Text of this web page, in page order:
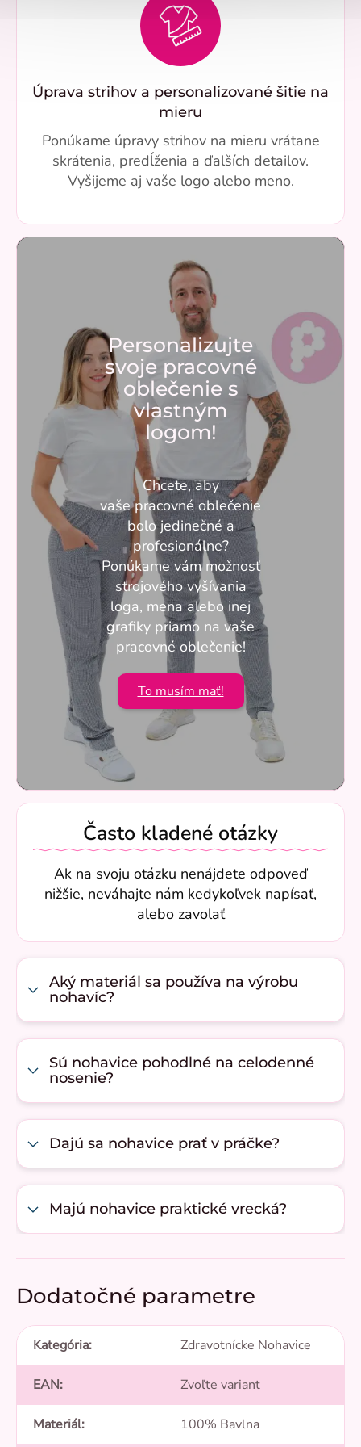
Úprava strihov a personalizované šitie na
mieru
Ponúkame úpravy strihov na mieru vrátane
skrátenia, predĺženia a ďalších detailov.
Vyšijeme aj vaše logo alebo meno.
Personalizujte
svoje pracovné
oblečenie s
vlastným
logom!
Chcete, aby
vaše pracovné oblečenie
bolo jedinečné a
profesionálne?
Ponúkame vám možnosť
strojového vyšívania
loga, mena alebo inej
grafiky priamo na vaše
pracovné oblečenie!
To musím mať!
Často kladené otázky
Ak na svoju otázku nenájdete odpoveď
nižšie, neváhajte nám kedykoľvek napísať,
alebo zavolať
Aký materiál sa používa na výrobu
nohavíc?
Sú nohavice pohodlné na celodenné
nosenie?
Dajú sa nohavice prať v práčke?
Majú nohavice praktické vrecká?
Dodatočné parametre
Kategória: Zdravotnícke Nohavice
EAN: Zvoľte variant
Materiál: 100% Bavlna